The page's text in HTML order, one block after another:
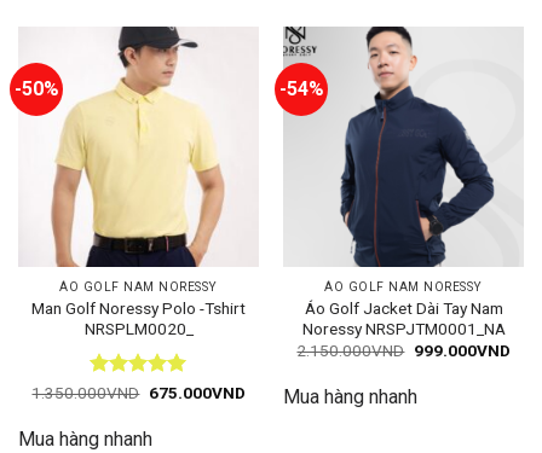
-50%
ÁO GOLF NAM NORESSY
Man Golf Noressy Polo -Tshirt
NRSPLM0020_
Được xếp
sao
1.350.000VND Giá
1.350.000VND.
675.000VNDGiá
Mua hàng nhanh
-54%
ÁO GOLF NAM NORESSY
Áo Golf Jacket Dài Tay Nam
Noressy NRSPJTM0001_NA
2.150.000VND Giá
2.150.000VND.
999.000VNDGiá
Mua hàng nhanh